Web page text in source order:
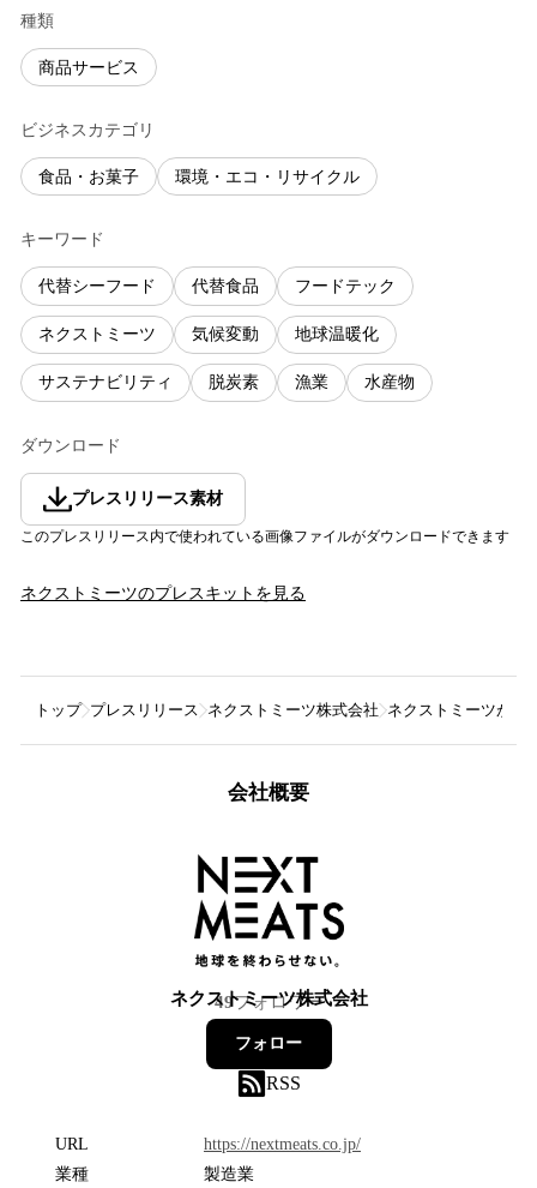
種類
商品サービス
ビジネスカテゴリ
食品・お菓子 環境・エコ・リサイクル
キーワード
代替シーフード 代替食品 フードテック
ネクストミーツ 気候変動 地球温暖化
サステナビリティ 脱炭素 漁業 水産物
ダウンロード
プレスリリース素材
このプレスリリース内で使われている画像ファイルがダウンロードできます
ネクストミーツのプレスキットを見る
トップ プレスリリース ネクストミーツ株式会社 ネクストミーツが代
会社概要
ネクストミーツ株式会社
49フォロワー
フォロー
RSS
URL
https://nextmeats.co.jp/
業種
製造業